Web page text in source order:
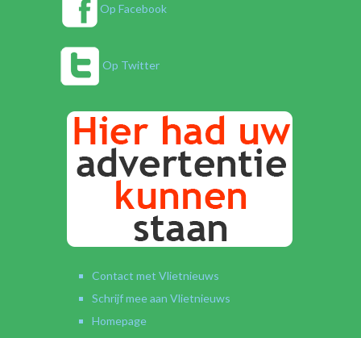
Op Facebook
Op Twitter
Contact met Vlietnieuws
Schrijf mee aan Vlietnieuws
Homepage